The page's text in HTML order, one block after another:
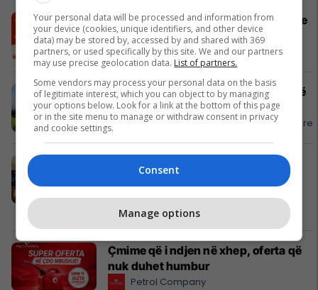
Dy kombinime perfekte për tryezën e
iftarit - Iftar Mix nga Burger King
Burger King
Përgaditja që ta bën çdo udhëtim më
të qetë
APR - Asistencë E Përgjithshme Rrugore
Shtëpi 270m² për #shitje në Lagjen
Qershia me teknologji moderne dhe
komoditet maksimal #14532
Pro Real Estate
Çmime që i ndjen në xhep, oferta që
nuk duhet humbur
Petrol Company
Your personal data will be processed and information from
your device (cookies, unique identifiers, and other device
data) may be stored by, accessed by and shared with 369
partners, or used specifically by this site. We and our partners
may use precise geolocation data. List of partners.
Some vendors may process your personal data on the basis
of legitimate interest, which you can object to by managing
your options below. Look for a link at the bottom of this page
or in the site menu to manage or withdraw consent in privacy
and cookie settings.
Consent
Manage options